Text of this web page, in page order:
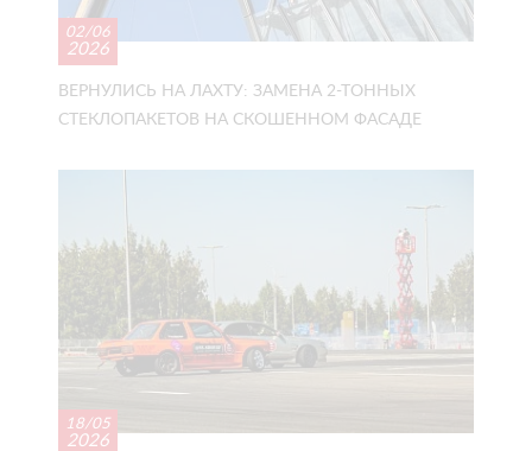
02/06
2026
ВЕРНУЛИСЬ НА ЛАХТУ: ЗАМЕНА 2-ТОННЫХ
СТЕКЛОПАКЕТОВ НА СКОШЕННОМ ФАСАДЕ
18/05
2026